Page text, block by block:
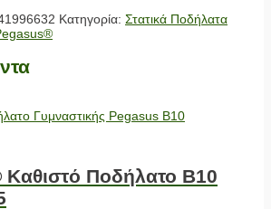
Κατηγορία: Στατικά Ποδήλατα
Ποδήλατο B10